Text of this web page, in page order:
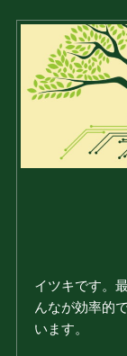
イツキです。
んなが効率的
います。